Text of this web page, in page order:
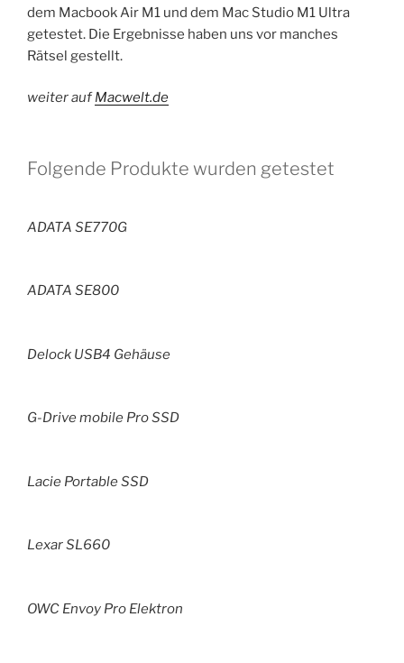
dem Macbook Air M1 und dem Mac Studio M1 Ultra
getestet. Die Ergebnisse haben uns vor manches
Rätsel gestellt.
weiter aufMacwelt.de
Folgende Produkte wurden getestet
ADATA SE770G
ADATA SE800
Delock USB4 Gehäuse
G-Drive mobile Pro SSD
Lacie Portable SSD
Lexar SL660
OWC Envoy Pro Elektron